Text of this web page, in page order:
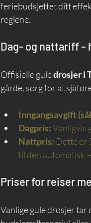
feriebudsjettet ditt
reglene.
Dag- og nattariff –
Offisielle gule drosjer i
gårde, sørg for at
Inngangsavgift
Dagpris:Vanligvis
Nattpris: Dette er
til den automatisk
Priser for reiser
Vanlige gule drosjer tar